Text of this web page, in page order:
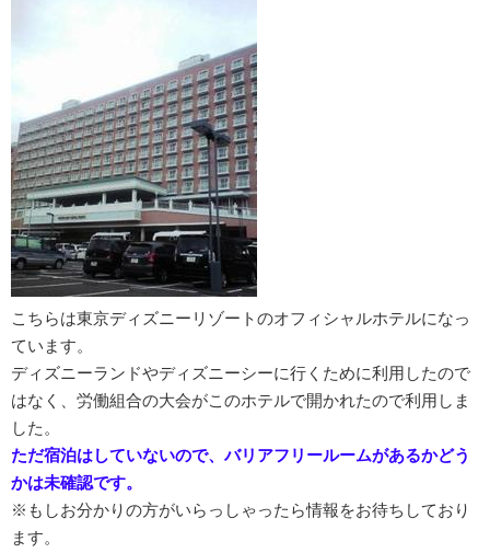
こちらは東京ディズニーリゾートのオフィシャルホテルになっ
ています。
ディズニーランドやディズニーシーに行くために利用したので
はなく、労働組合の大会がこのホテルで開かれたので利用しま
した。
ただ宿泊はしていないので、バリアフリールームがあるかどう
かは未確認です。
※もしお分かりの方がいらっしゃったら情報をお待ちしており
ます。